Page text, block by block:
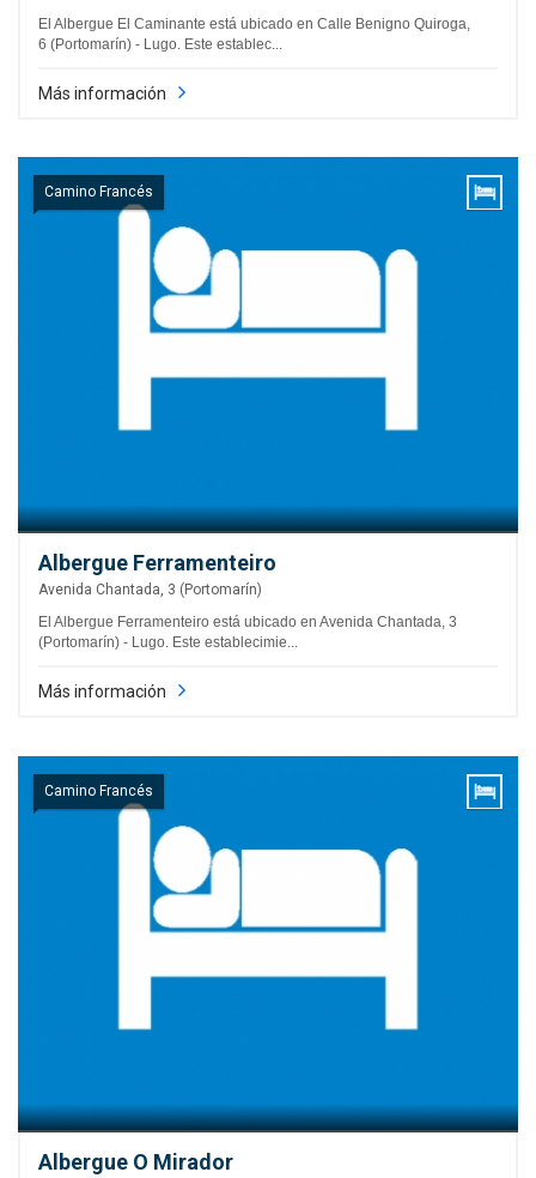
El Albergue El Caminante está ubicado en Calle Benigno Quiroga,
6 (Portomarín) - Lugo. Este establec...
Más información
Camino Francés
Albergue Ferramenteiro
Avenida Chantada, 3 (Portomarín)
El Albergue Ferramenteiro está ubicado en Avenida Chantada, 3
(Portomarín) - Lugo. Este establecimie...
Más información
Camino Francés
Albergue O Mirador